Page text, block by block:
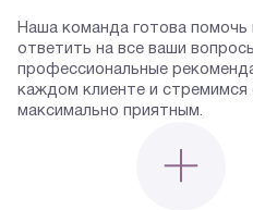
Наша команда готова
ответить на все ваши
профессиональные
каждом клиенте и стремимся
максимально приятным.